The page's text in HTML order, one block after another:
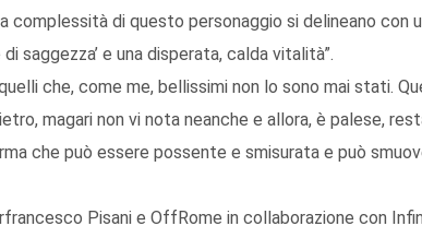
complessità di questo personaggio si delineano con
saggezza’ e una disperata, calda vitalità”.
che, come me, bellissimi non lo sono mai stati.
magari non vi nota neanche e allora, è palese,
che può essere possente e smisurata e può
Pisani e OffRome in collaborazione con